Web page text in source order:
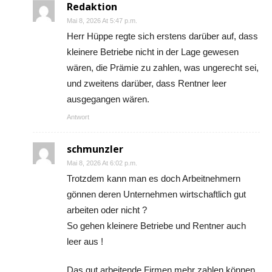
Redaktion
Mai 8, 2026 At 5:47 p.m.
Herr Hüppe regte sich erstens darüber auf, dass
kleinere Betriebe nicht in der Lage gewesen
wären, die Prämie zu zahlen, was ungerecht sei,
und zweitens darüber, dass Rentner leer
ausgegangen wären.
Antwort
schmunzler
Mai 8, 2026 At 6:02 p.m.
Trotzdem kann man es doch Arbeitnehmern
gönnen deren Unternehmen wirtschaftlich gut
arbeiten oder nicht ?
So gehen kleinere Betriebe und Rentner auch
leer aus !
Das gut arbeitende Firmen mehr zahlen können